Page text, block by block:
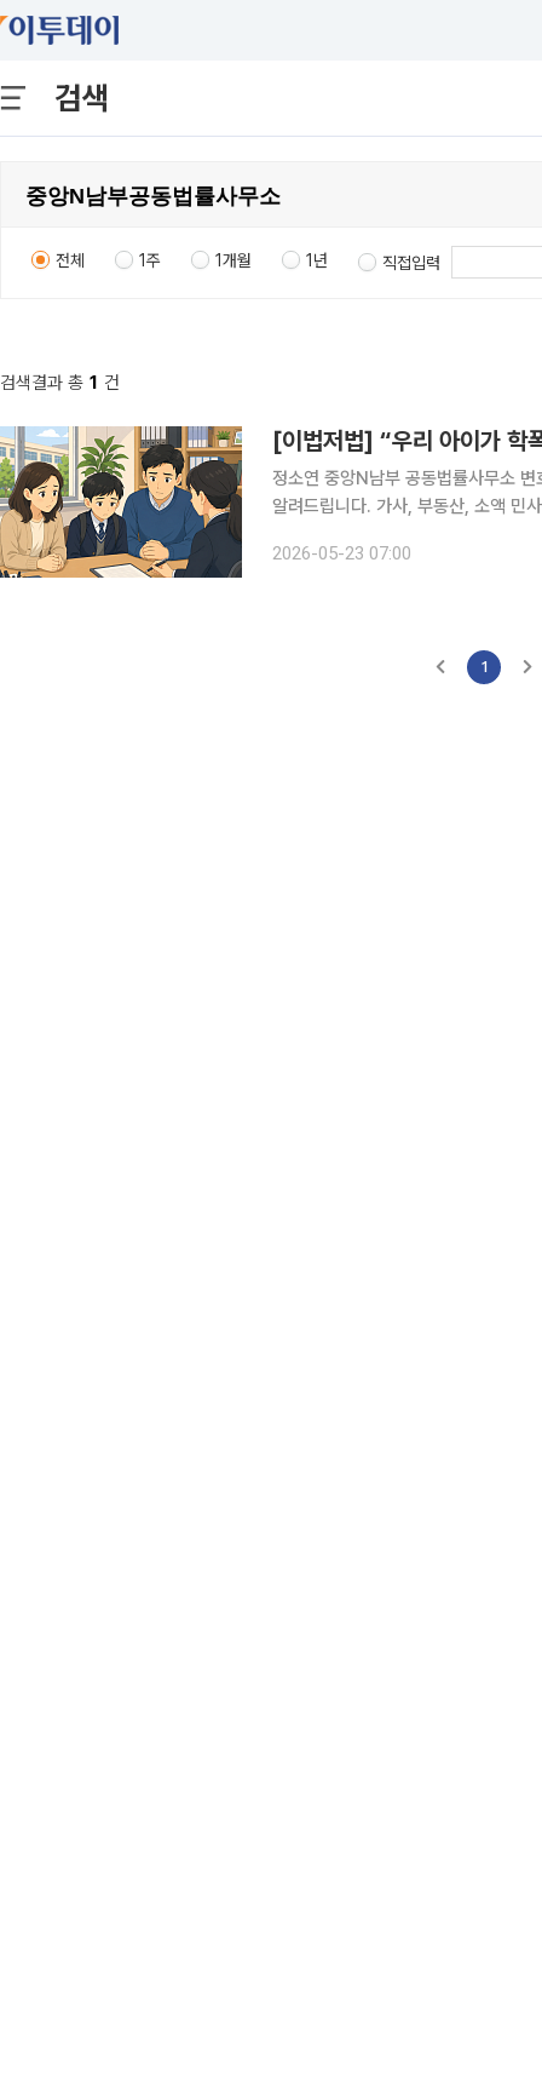
검색
전체 1주 1개월 1년 직접입력
검색결과 총 1 건
[이법저법] “우리 아이가 학
정소연 중앙N남부 공동법률사무소
알려드립니다. 가사, 부동산, 소액 민
2026-05-23 07:00
1